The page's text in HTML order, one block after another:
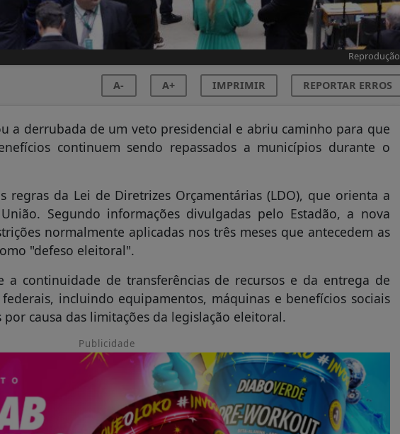
Reprodução
A- A+ IMPRIMIR REPORTAR ERROS
a derrubada de um veto presidencial e abriu caminho para que
continuem sendo repassados a municípios durante o
regras da Lei de Diretrizes Orçamentárias (LDO), que orienta a
Segundo informações divulgadas pelo Estadão, a nova
normalmente aplicadas nos três meses que antecedem as
"defeso eleitoral".
a continuidade de transferências de recursos e da entrega de
incluindo equipamentos, máquinas e benefícios sociais
causa das limitações da legislação eleitoral.
Publicidade